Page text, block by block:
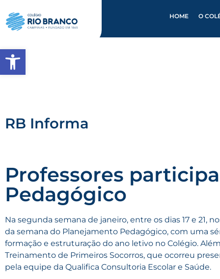
HOME O
RB Informa
Professores
Pedagógico
Na segunda semana de janeiro, entre os dias 17 e 21,
da semana do Planejamento Pedagógico, com uma
formação e estruturação do ano letivo no Colégio.
Treinamento de Primeiros Socorros, que ocorreu
pela equipe da Qualifica Consultoria Escolar e Saúde.
Abrir a barra de ferramentas